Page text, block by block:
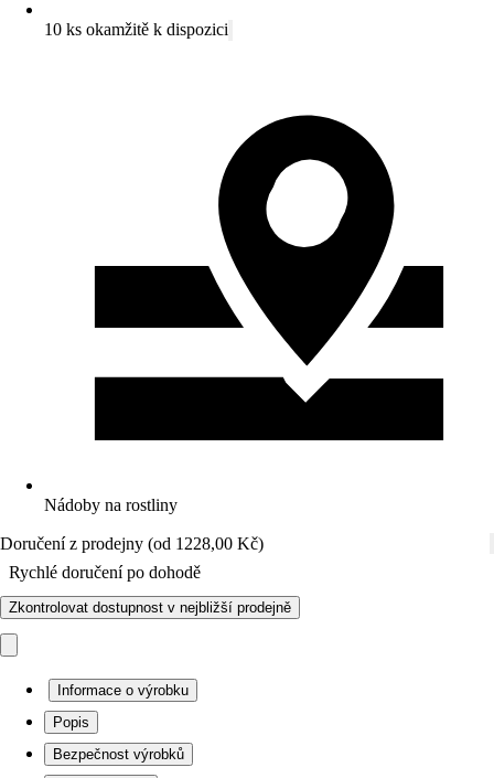
10 ks okamžitě k dispozici
Nádoby na rostliny
Doručení z prodejny (od 1228,00 Kč)
Rychlé doručení po dohodě
Zkontrolovat dostupnost v nejbližší prodejně
Informace o výrobku
Popis
Bezpečnost výrobků